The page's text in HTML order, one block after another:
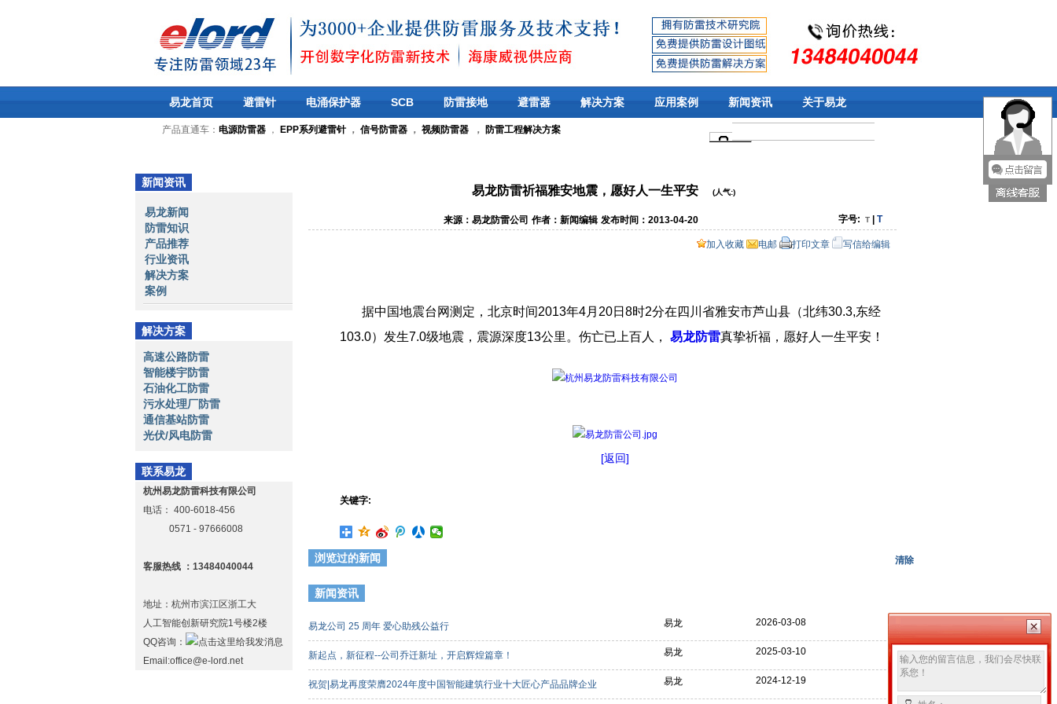
易龙首页 避雷针 电涌保护器 SCB 防雷接地 避雷器 解决方案 应用案例 新闻资讯 关于易龙
产品直通车： 电源防雷器 ， EPP系列避雷针， 信号防雷器 ， 视频防雷器 ， 防雷工程解决方案
新闻资讯
易龙新闻
防雷知识
产品推荐
行业资讯
解决方案
案例
解决方案
高速公路防雷
智能楼宇防雷
石油化工防雷
污水处理厂防雷
通信基站防雷
光伏/风电防雷
联系易龙
杭州易龙防雷科技有限公司
电话： 400-6018-456
0571 - 97666008
客服热线 ：13484040044
地址：杭州市滨江区浙工大
人工智能创新研究院1号楼2楼
QQ咨询：
Email:office@e-lord.net
易龙防雷祈福雅安地震，愿好人一生平安 (人气:)
来源：易龙防雷公司 作者：新闻编辑 发布时间：2013-04-20 字号: T T
加入收藏 电邮 打印文章 写信给编辑
据中国地震台网测定，北京时间2013年4月20日8时2分在四川省雅安市芦山县（北纬30.3,东经
103.0）发生7.0级地震，震源深度13公里。伤亡已上百人， 易龙防雷真挚祈福，愿好人一生平安！
[返回]
关键字:
浏览过的新闻 清除
新闻资讯
易龙公司 25 周年 爱心助残公益行 易龙 2026-03-08
新起点，新征程--公司乔迁新址，开启辉煌篇章！ 易龙 2025-03-10
祝贺|易龙再度荣膺2024年度中国智能建筑行业十大匠心产品品牌企业 易龙 2024-12-19